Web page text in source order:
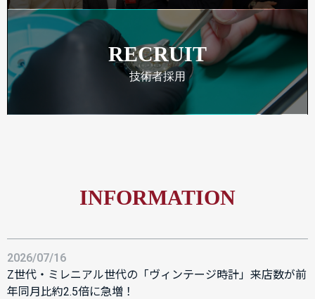
RECRUIT
技術者採用
INFORMATION
2026/07/16
Z世代・ミレニアル世代の「ヴィンテージ時計」来店数が前
年同月比約2.5倍に急増！